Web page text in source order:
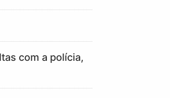
com a polícia,